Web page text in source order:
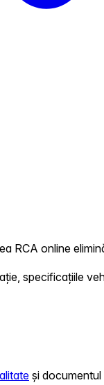
RCA online
specificațiile
și documentul